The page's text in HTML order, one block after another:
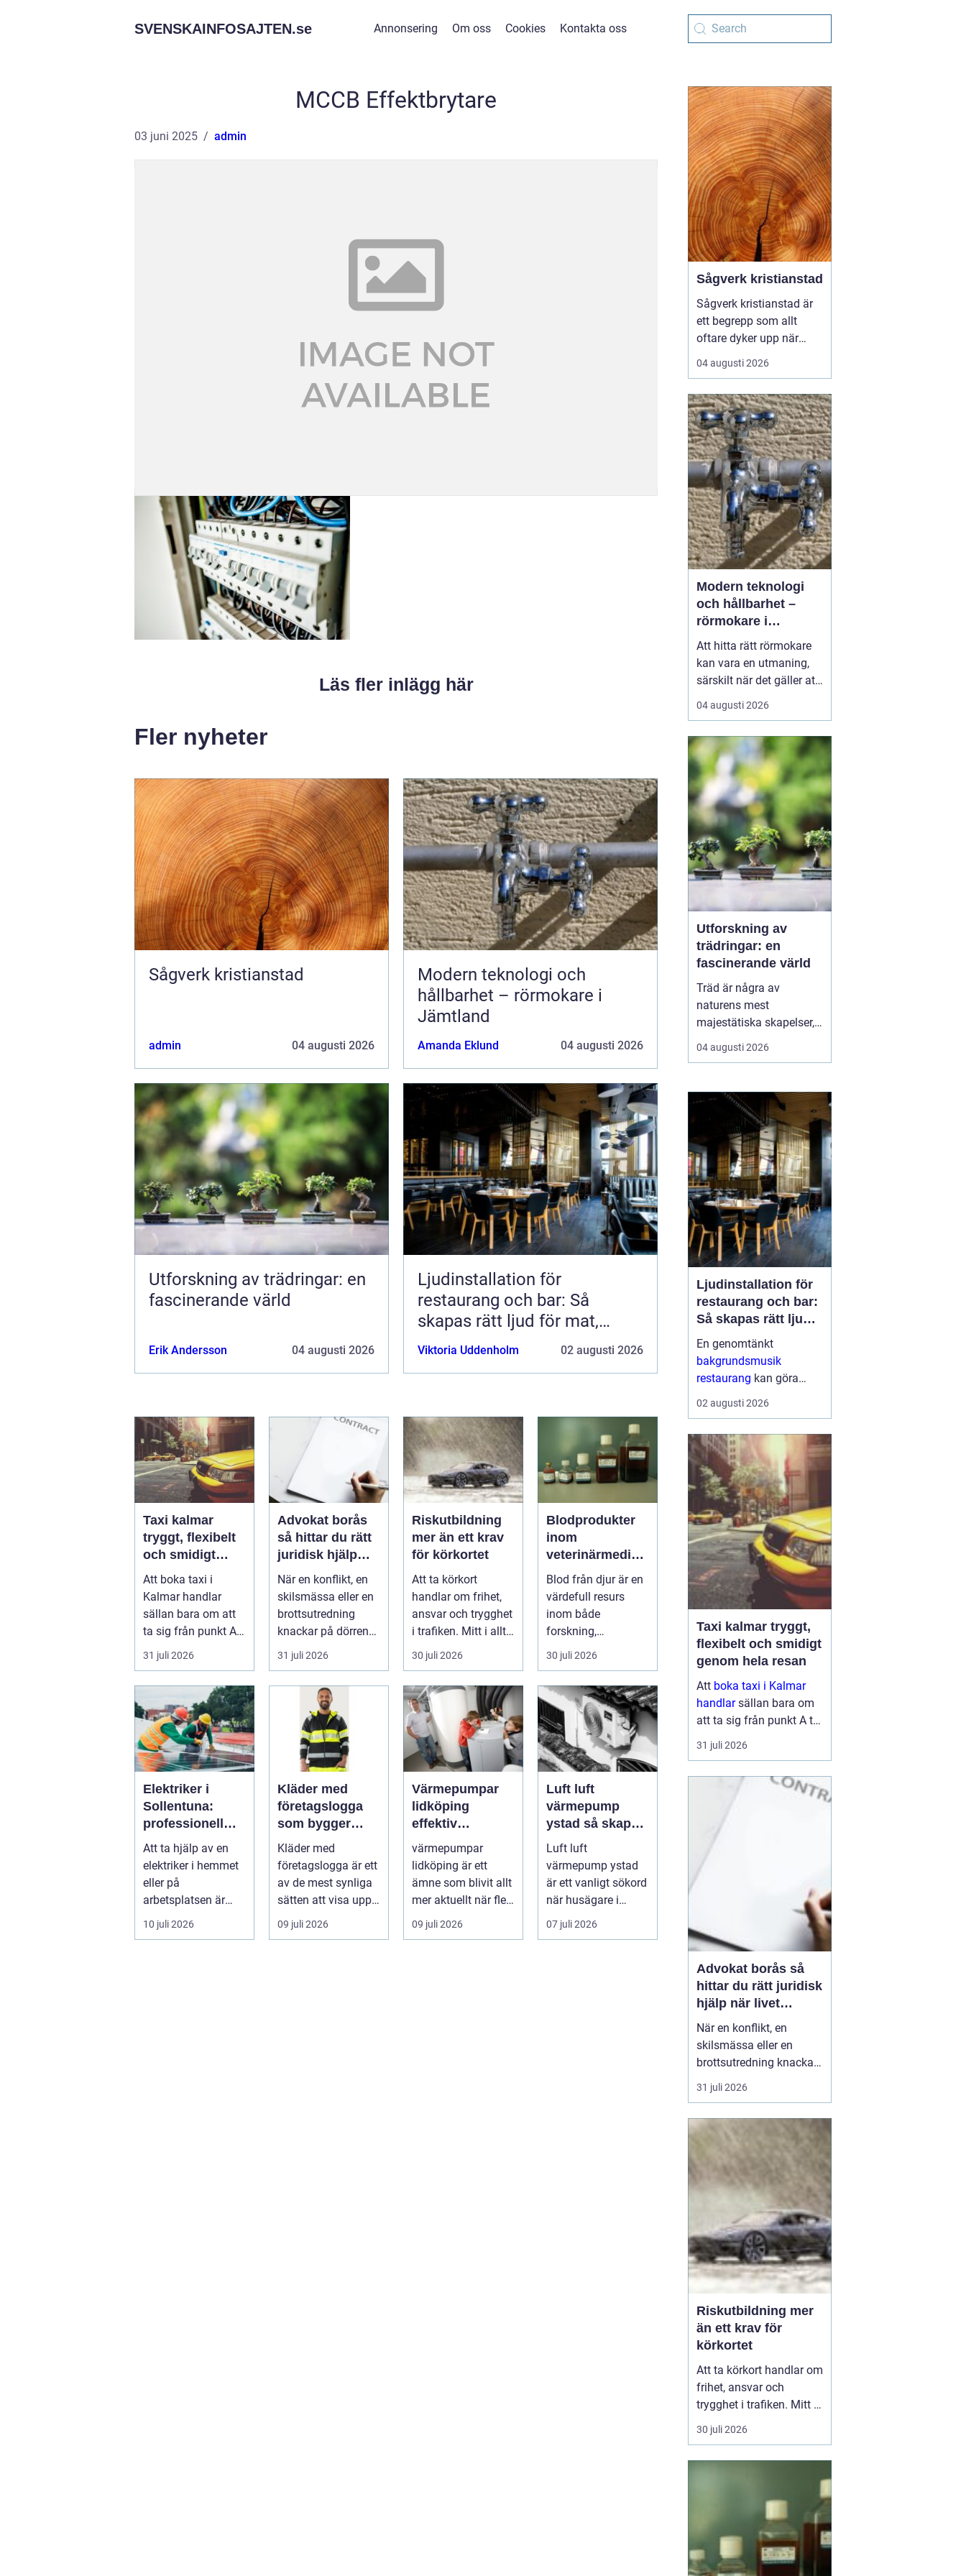
SVENSKAINFOSAJTEN.se Annonsering Om oss Cookies Kontakta oss
MCCB Effektbrytare
03 juni 2025 admin
Läs fler inlägg här
Fler nyheter
Sågverk kristianstad
admin 04 augusti 2026
Modern teknologi och
hållbarhet – rörmokare i
Jämtland
Amanda Eklund 04 augusti 2026
Utforskning av trädringar: en
fascinerande värld
Erik Andersson 04 augusti 2026
Ljudinstallation för
restaurang och bar: Så
skapas rätt ljud för mat,
dryck och stämning
Viktoria Uddenholm 02 augusti 2026
Taxi kalmar
tryggt, flexibelt
och smidigt
genom hela
resan
Att boka taxi i
Kalmar handlar
sällan bara om att
ta sig från punkt A
till punkt B. För
många är res...
31 juli 2026
Advokat borås
så hittar du rätt
juridisk hjälp
när livet
krånglar
När en konflikt, en
skilsmässa eller en
brottsutredning
knackar på dörren
förändras vardagen
snabbt....
31 juli 2026
Riskutbildning
mer än ett krav
för körkortet
Att ta körkort
handlar om frihet,
ansvar och trygghet
i trafiken. Mitt i allt
detta finns
riskutbild...
30 juli 2026
Blodprodukter
inom
veterinärmedici
n funktion,
kvalitet och
användning
Blod från djur är en
värdefull resurs
inom både
forskning,
diagnostik och
veterinärmedicin.
När blod...
30 juli 2026
Elektriker i
Sollentuna:
professionell
hjälp när du
behöver det
Att ta hjälp av en
elektriker i hemmet
eller på
arbetsplatsen är
ofta en nödv&a...
10 juli 2026
Kläder med
företagslogga
som bygger
varumärke i
vardagen
Kläder med
företagslogga är ett
av de mest synliga
sätten att visa upp
ett varum...
09 juli 2026
Värmepumpar
lidköping
effektiv
uppvärmning för
hus och
fastigheter
värmepumpar
lidköping är ett
ämne som blivit allt
mer aktuellt när fler
fastighetsägare vill
kombine...
09 juli 2026
Luft luft
värmepump
ystad så skapar
du ett behagligt
inomhusklimat
Året om
Luft luft
värmepump ystad
är ett vanligt sökord
när husägare i
sydkustens klimat
vill hitta ett smar...
07 juli 2026
Sågverk kristianstad
Sågverk kristianstad är
ett begrepp som allt
oftare dyker upp när
husbyggare, snickare
och markägare söker
trävaror i nordöstra
skåne. Områdets långa
tradition av skogsbruk
och hantverk har skapat
en stark bas för sågverk
som k...
04 augusti 2026
Modern teknologi
och hållbarhet –
rörmokare i
Jämtland
Att hitta rätt rörmokare
kan vara en utmaning,
särskilt när det gäller att
välja bland många
erbjudanden på en
Jämtland. Kvalificerade
rörmokare är viktiga för
att s&aum...
04 augusti 2026
Utforskning av
trädringar: en
fascinerande värld
Träd är några av
naturens mest
majestätiska skapelser,
och deras årliga
växande lager kan
historia och omgivning.
04 augusti 2026
Ljudinstallation för
restaurang och bar:
Så skapas rätt ljud
för mat, dryck och
stämning
En genomtänkt
bakgrundsmusik
restaurang kan göra
skillnaden mellan en
lokal som gästerna
plats där de g&aum...
02 augusti 2026
Taxi kalmar tryggt,
flexibelt och smidigt
genom hela resan
Att boka taxi i Kalmar
handlarsällan bara om
att ta sig från punkt A till
punkt B. För många är
resan en viktig del av
semestern. En pålitlig
taxiresa kan betyda att
31 juli 2026
Advokat borås så
hittar du rätt juridisk
hjälp när livet
krånglar
När en konflikt, en
skilsmässa eller en
brottsutredning knackar
på dörren förändras
vardagen snabbt.
länge med att kontakta
jurist, ofta av oro för
kostnader eller för att de
inte vet vart de ska
vända sig. Samtidigt kan
31 juli 2026
Riskutbildning mer
än ett krav för
körkortet
Att ta körkort handlar om
frihet, ansvar och
trygghet i trafiken. Mitt i
allt detta finns
riskutbildning, som
tanke: att ge blivande
förare en realistisk bild
av r...
30 juli 2026